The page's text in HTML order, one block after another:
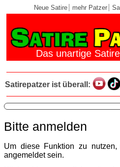
Neue Satire mehr Patzer
Das unartige
Satirepatzer ist überall:
Bitte anmelden
Um diese Funktion zu
angemeldet sein.